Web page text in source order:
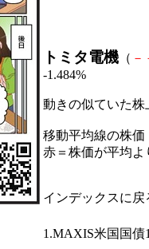
トミタ電機 （ －
-1.484%
動きの似ていた
移動平均線の株価
赤＝株価が平均
インデックスに戻
1.MAXIS米国国債